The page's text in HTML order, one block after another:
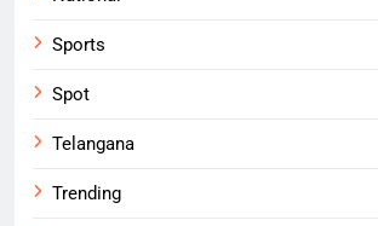
Sports
Spot
Telangana
Trending